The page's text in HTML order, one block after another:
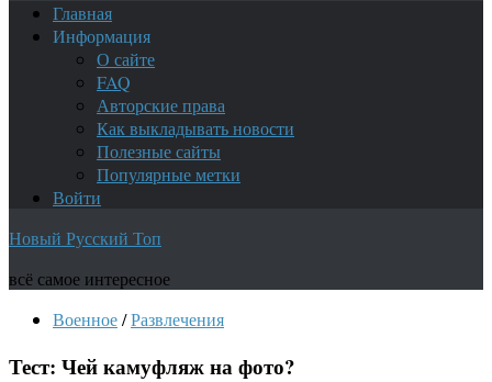
Главная
Информация
О сайте
FAQ
Авторские права
Как выкладывать новости
Полезные сайты
Популярные метки
Войти
Новый Русский Топ
всё самое интересное
Военное/Развлечения
Тест: Чей камуфляж на фото?